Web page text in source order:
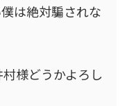
は絶対騙されな
様どうかよろし